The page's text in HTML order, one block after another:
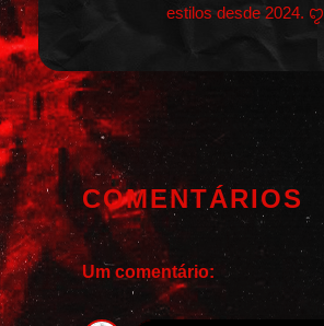
estilos desde 2024. ꨄ︎
COMENTÁRIOS
Um comentário: